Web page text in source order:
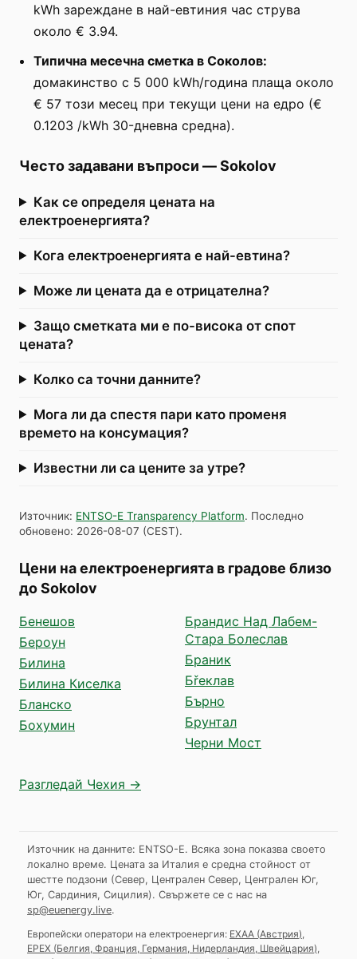
kWh зареждане в най-евтиния час струва
около € 3.94.
Типична месечна сметка в Соколов:
домакинство с 5 000 kWh/година плаща около
€ 57 този месец при текущи цени на едро (€
0.1203 /kWh 30-дневна средна).
Често задавани въпроси —Sokolov
Как се определя цената на
електроенергията?
Кога електроенергията е най-евтина?
Може ли цената да е отрицателна?
Защо сметката ми е по-висока от спот
цената?
Колко са точни данните?
Мога ли да спестя пари като променя
времето на консумация?
Известни ли са цените за утре?
Източник: ENTSO-E Transparency Platform. Последно
обновено: 2026-08-07 (CEST).
Цени на електроенергията в градове близо
до Sokolov
Бенешов
Бероун
Билина
Билина Киселка
Бланско
Бохумин
Брандис Над Лабем-
Стара Болеслав
Браник
Бřеклав
Бърно
Брунтал
Черни Мост
Разгледай Чехия →
Източник на данните: ENTSO-E. Всяка зона показва своето
локално време. Цената за Италия е средна стойност от
шестте подзони (Север, Централен Север, Централен Юг,
Юг, Сардиния, Сицилия). Свържете се с нас на
sp@euenergy.live.
Европейски оператори на електроенергия: EXAA (Австрия)
EPEX (Белгия, Франция, Германия, Нидерландия, Швейцария)